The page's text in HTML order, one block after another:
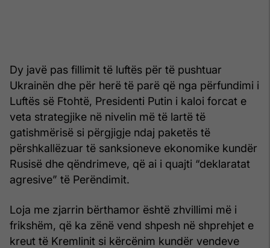
Dy javë pas fillimit të luftës për të pushtuar
Ukrainën dhe për herë të parë që nga përfundimi i
Luftës së Ftohtë, Presidenti Putin i kaloi forcat e
veta strategjike në nivelin më të lartë të
gatishmërisë si përgjigje ndaj paketës të
përshkallëzuar të sanksioneve ekonomike kundër
Rusisë dhe qëndrimeve, që ai i quajti “deklaratat
agresive” të Perëndimit.
Loja me zjarrin bërthamor është zhvillimi më i
frikshëm, që ka zënë vend shpesh në shprehjet e
kreut të Kremlinit si kërcënim kundër vendeve